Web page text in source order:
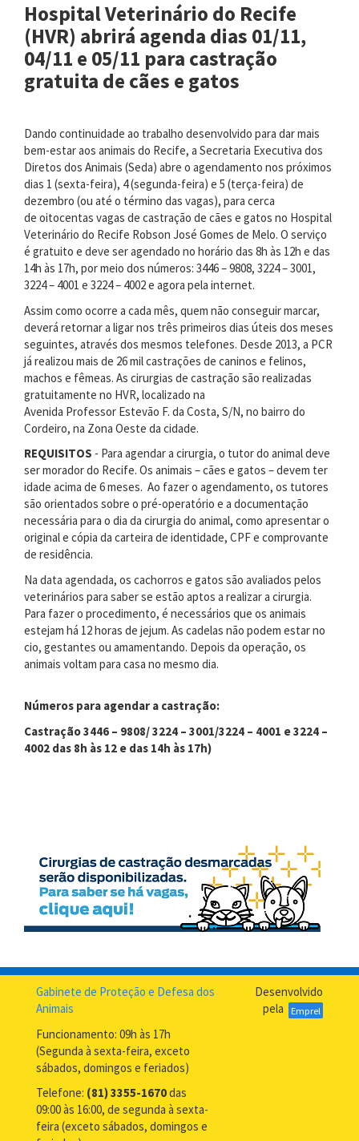
Hospital Veterinário do Recife
(HVR) abrirá agenda dias 01/11,
04/11 e 05/11 para castração
gratuita de cães e gatos
Dando continuidade ao trabalho desenvolvido para dar mais
bem-estar aos animais do Recife, a Secretaria Executiva dos
Diretos dos Animais (Seda) abre o agendamento nos próximos
dias 1 (sexta-feira), 4 (segunda-feira) e 5 (terça-feira) de
dezembro (ou até o término das vagas), para cerca
de oitocentas vagas de castração de cães e gatos no Hospital
Veterinário do Recife Robson José Gomes de Melo. O serviço
é gratuito e deve ser agendado no horário das 8h às 12h e das
14h às 17h, por meio dos números: 3446 – 9808, 3224 – 3001,
3224 – 4001 e 3224 – 4002 e agora pela internet.
Assim como ocorre a cada mês, quem não conseguir marcar,
deverá retornar a ligar nos três primeiros dias úteis dos meses
seguintes, através dos mesmos telefones. Desde 2013, a PCR
já realizou mais de 26 mil castrações de caninos e felinos,
machos e fêmeas. As cirurgias de castração são realizadas
gratuitamente no HVR, localizado na
Avenida Professor Estevão F. da Costa, S/N, no bairro do
Cordeiro, na Zona Oeste da cidade.
REQUISITOS - Para agendar a cirurgia, o tutor do animal deve
ser morador do Recife. Os animais – cães e gatos – devem ter
idade acima de 6 meses. Ao fazer o agendamento, os tutores
são orientados sobre o pré-operatório e a documentação
necessária para o dia da cirurgia do animal, como apresentar o
original e cópia da carteira de identidade, CPF e comprovante
de residência.
Na data agendada, os cachorros e gatos são avaliados pelos
veterinários para saber se estão aptos a realizar a cirurgia.
Para fazer o procedimento, é necessários que os animais
estejam há 12 horas de jejum. As cadelas não podem estar no
cio, gestantes ou amamentando. Depois da operação, os
animais voltam para casa no mesmo dia.
Números para agendar a castração:
Castração 3446 – 9808/ 3224 – 3001/3224 – 4001 e 3224 –
4002 das 8h às 12 e das 14h às 17h)
Gabinete de Proteção e Defesa dos
Animais
Funcionamento: 09h às 17h
(Segunda à sexta-feira, exceto
sábados, domingos e feriados)
Telefone: (81) 3355-1670das
09:00 às 16:00, de segunda à sexta-
feira (exceto sábados, domingos e
Desenvolvido
pela
Emprel